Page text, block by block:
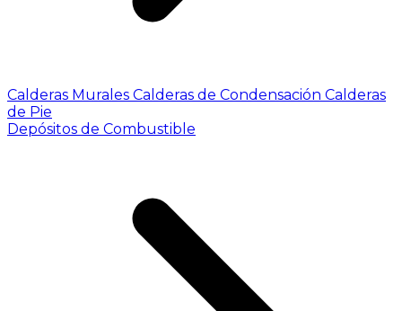
Calderas Murales Calderas de Condensación Calderas
de Pie
Depósitos de Combustible